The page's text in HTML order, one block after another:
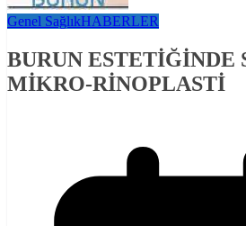
Genel SağlıkHABERLER
BURUN ESTETİĞİNDE
MİKRO-RİNOPLASTİ